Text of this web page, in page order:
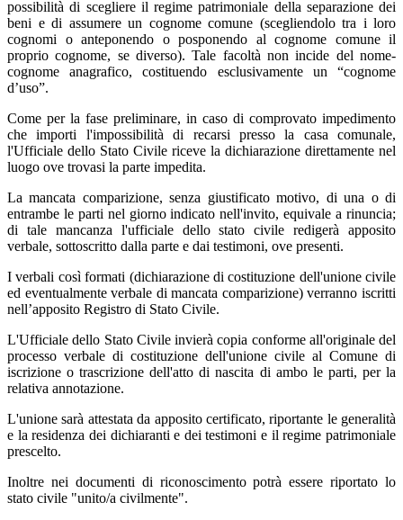
possibilità di scegliere il regime patrimoniale della separazione dei
beni e di assumere un cognome comune (scegliendolo tra i loro
cognomi o anteponendo o posponendo al cognome comune il
proprio cognome, se diverso). Tale facoltà non incide del nome-
cognome anagrafico, costituendo esclusivamente un “cognome
d’uso”.
Come per la fase preliminare, in caso di comprovato impedimento
che importi l'impossibilità di recarsi presso la casa comunale,
l'Ufficiale dello Stato Civile riceve la dichiarazione direttamente nel
luogo ove trovasi la parte impedita.
La mancata comparizione, senza giustificato motivo, di una o di
entrambe le parti nel giorno indicato nell'invito, equivale a rinuncia;
di tale mancanza l'ufficiale dello stato civile redigerà apposito
verbale, sottoscritto dalla parte e dai testimoni, ove presenti.
I verbali così formati (dichiarazione di costituzione dell'unione civile
ed eventualmente verbale di mancata comparizione) verranno iscritti
nell’apposito Registro di Stato Civile.
L'Ufficiale dello Stato Civile invierà copia conforme all'originale del
processo verbale di costituzione dell'unione civile al Comune di
iscrizione o trascrizione dell'atto di nascita di ambo le parti, per la
relativa annotazione.
L'unione sarà attestata da apposito certificato, riportante le generalità
e la residenza dei dichiaranti e dei testimoni e il regime patrimoniale
prescelto.
Inoltre nei documenti di riconoscimento potrà essere riportato lo
stato civile "unito/a civilmente".